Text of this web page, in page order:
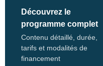
Découvrez le
programme complet
Contenu détaillé, durée,
tarifs et modalités de
financement